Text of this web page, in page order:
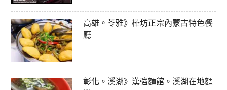
高雄。苓雅》樺坊正宗內蒙古特色餐
廳
彰化。溪湖》漢強麵館。溪湖在地麵